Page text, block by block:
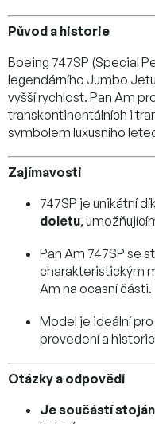
Původ a historie
Boeing 747SP (Special
legendárního Jumbo
vyšší rychlost. Pan Am
transkontinentálních i
symbolem luxusního
Zajímavosti
747SP je unikátní
doletu,
Pan Am 747SP se
charakteristickým
Am na ocasní části.
Model je ideální
provedení a
Otázky a odpovědi
Je součástí